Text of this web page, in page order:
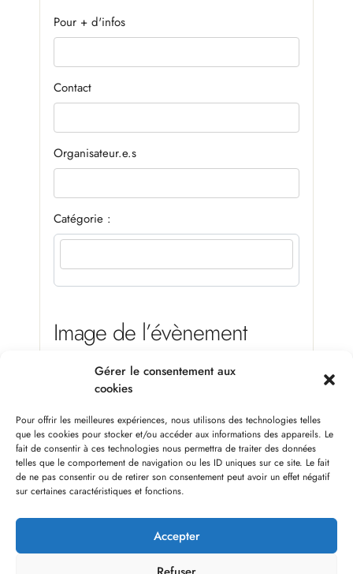
Gérer le consentement aux
cookies
Pour offrir les meilleures expériences, nous utilisons des technologies telles
que les cookies pour stocker et/ou accéder aux informations des appareils. Le
fait de consentir à ces technologies nous permettra de traiter des données
telles que le comportement de navigation ou les ID uniques sur ce site. Le fait
de ne pas consentir ou de retirer son consentement peut avoir un effet négatif
sur certaines caractéristiques et fonctions.
Accepter
Pour + d'infos
Contact
Organisateur.e.s
Catégorie :
Image de l’évènement
Téléverser/modifier une image
Je consens à ce que mes données soumises
soient recueillies et stockées comme décrit par
le site .